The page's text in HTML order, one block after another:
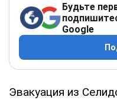
Будьте
Google
Эвакуация из